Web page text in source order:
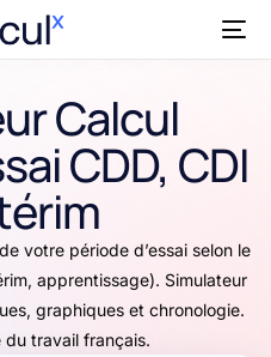
Calcul
CDD, CDI
votre période d’essai selon le
apprentissage). Simulateur
graphiques et chronologie.
travail français.